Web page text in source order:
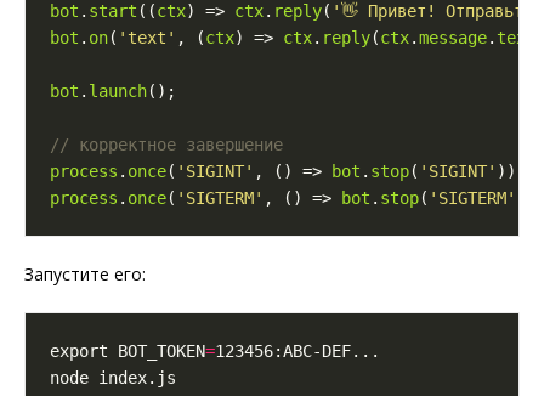
bot . start ((ctx) => ctx. reply( '👋 Привет!
bot . on( 'text' , (ctx) => ctx. reply(ctx.message. text
bot . launch
process . once( 'SIGINT' , () => bot . stop( 'SIGINT'
process . once( 'SIGTERM' , () => bot . stop( 'SIGTERM'
Запустите его:
export BOT_TOKEN=